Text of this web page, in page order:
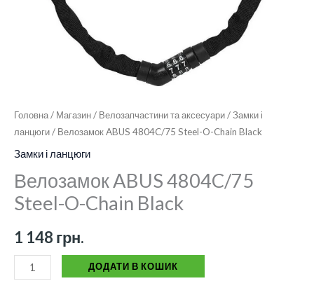
Головна/ Магазин/ Велозапчастини та аксесуари/Замки і
ланцюги/ Велозамок ABUS 4804C/75 Steel-O-Chain Black
Замки і ланцюги
Велозамок ABUS 4804C/75
Steel-O-Chain Black
1 148 грн.
ДОДАТИ В КОШИК